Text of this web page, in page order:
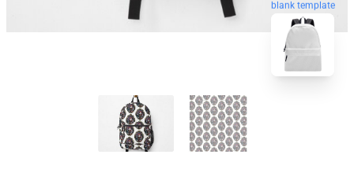
blank template